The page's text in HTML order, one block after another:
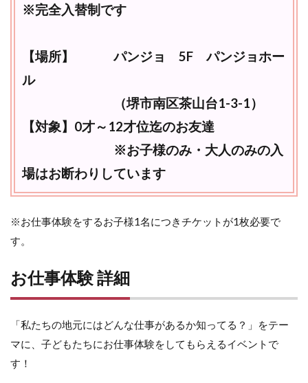
※完全入替制です
【場所】 パンジョ 5F パンジョホー
ル
（堺市南区茶山台1-3-1）
【対象】0才～12才位迄のお友達
※お子様のみ・大人のみの入
場はお断わりしています
※お仕事体験をするお子様1名につきチケットが1枚必要で
す。
お仕事体験 詳細
「私たちの地元にはどんな仕事があるか知ってる？」をテー
マに、子どもたちにお仕事体験をしてもらえるイベントで
す！